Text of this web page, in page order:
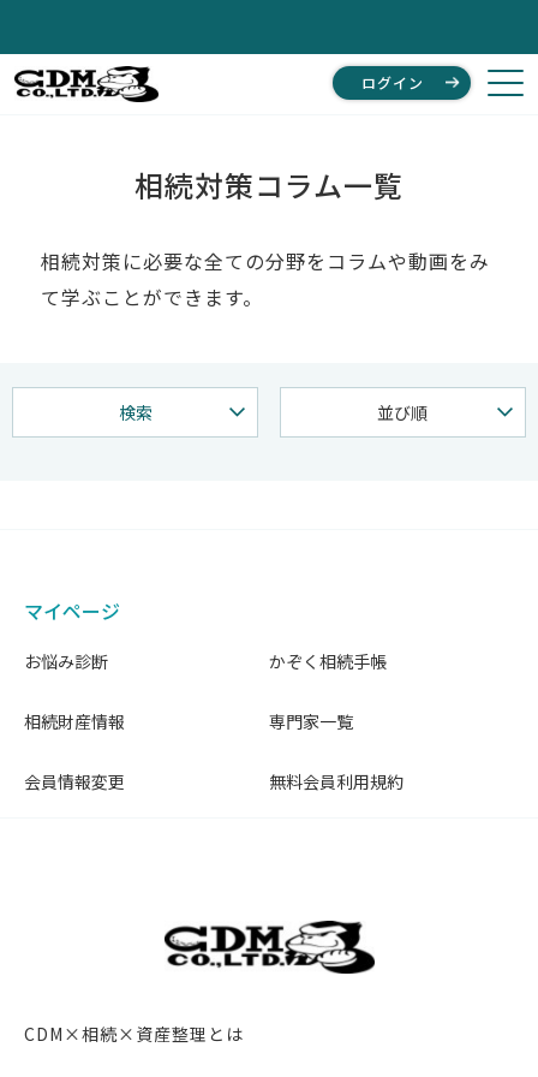
ログイン
相続対策コラム一覧
相続対策に必要な全ての分野をコラムや動画をみ
て学ぶことができます。
検索 並び順
マイページ
お悩み診断 かぞく相続手帳
相続財産情報 専門家一覧
会員情報変更 無料会員利用規約
CDM×相続×資産整理とは